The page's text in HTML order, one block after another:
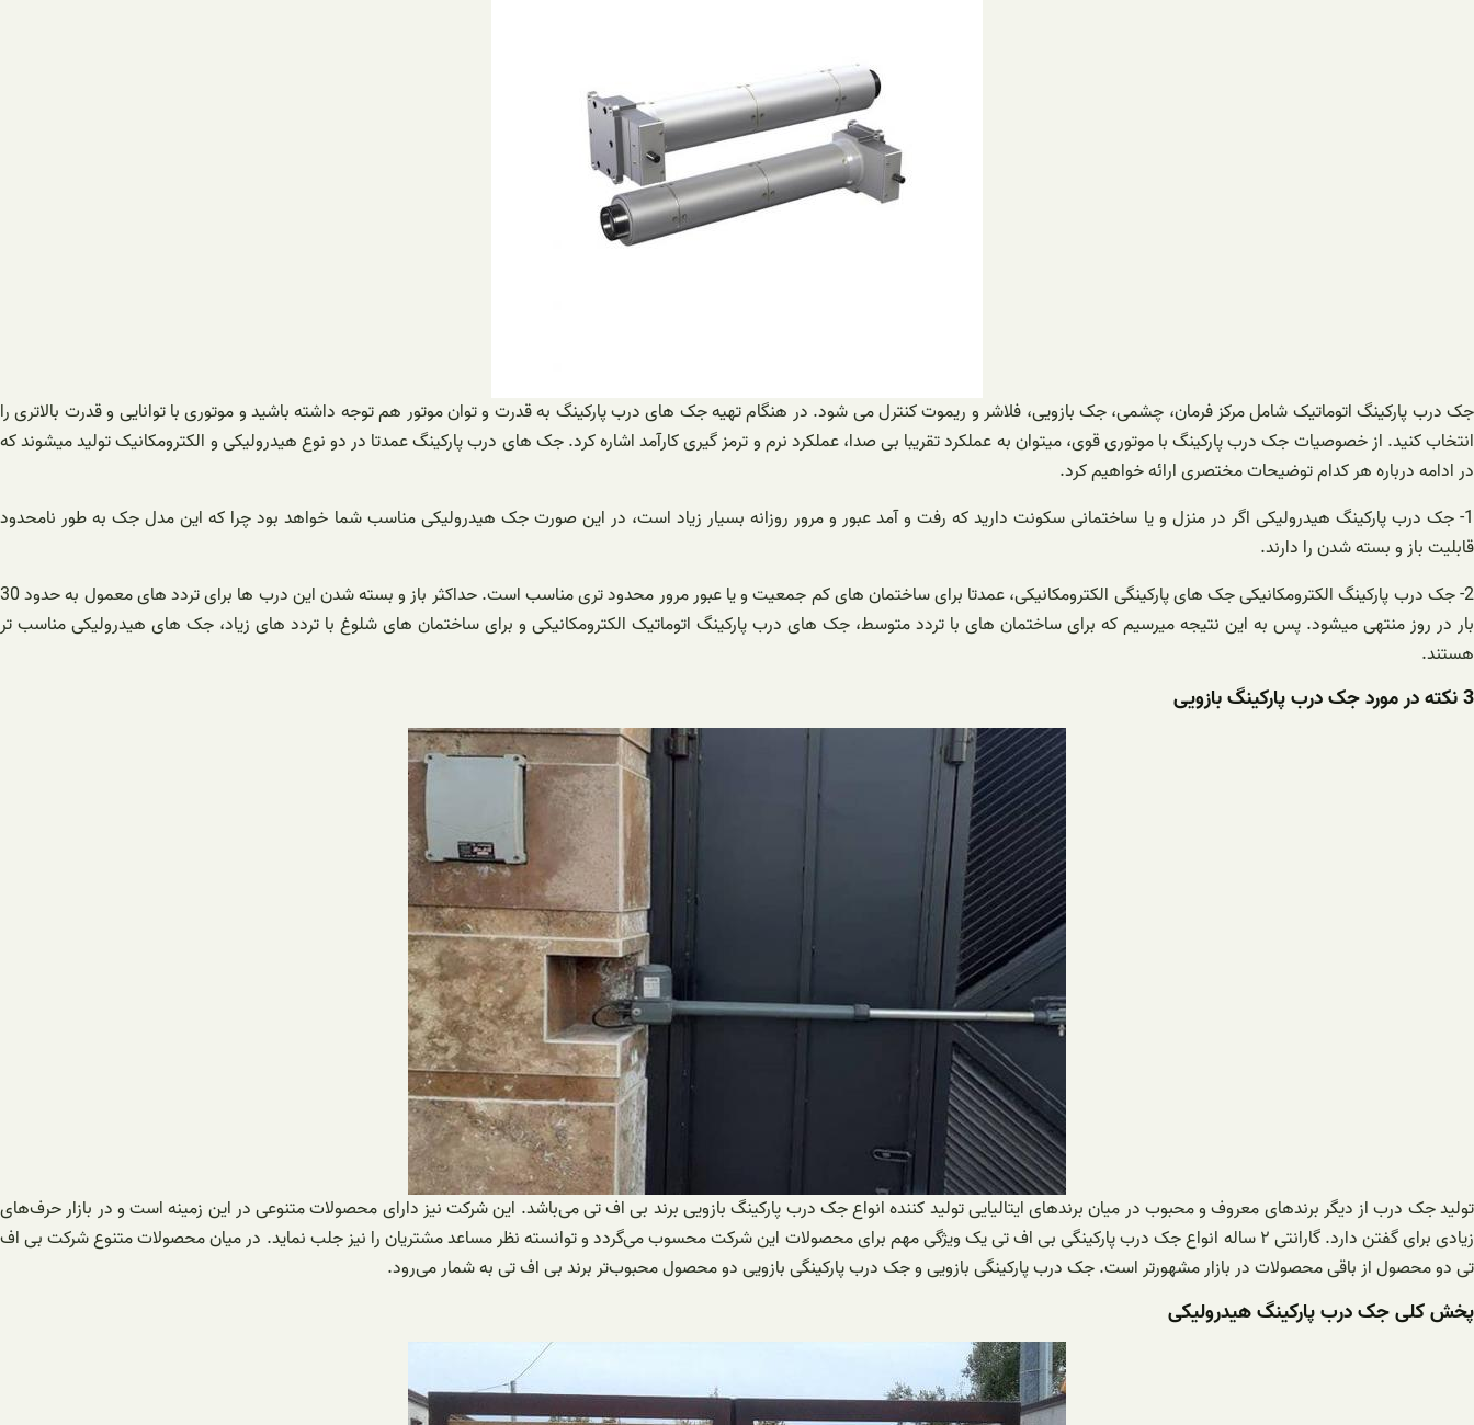
جک درب پارکینگ اتوماتیک شامل مرکز فرمان، چشمی، جک بازویی، فلاشر و ریموت کنترل می شود. در هنگام تهیه جک های درب پارکینگ به قدرت و توان موتور هم توجه داشته باشید و موتوری با توانایی و قدرت بالاتری را
انتخاب کنید. از خصوصیات جک درب پارکینگ با موتوری قوی، میتوان به عملکرد تقریبا بی صدا، عملکرد نرم و ترمز گیری کارآمد اشاره کرد. جک های درب پارکینگ عمدتا در دو نوع هیدرولیکی و الکترومکانیک تولید میشوند که
در ادامه درباره هر کدام توضیحات مختصری ارائه خواهیم کرد.
1- جک درب پارکینگ هیدرولیکی اگر در منزل و یا ساختمانی سکونت دارید که رفت و آمد عبور و مرور روزانه بسیار زیاد است، در این صورت جک هیدرولیکی مناسب شما خواهد بود چرا که این مدل جک به طور نامحدود
قابلیت باز و بسته شدن را دارند.
2- جک درب پارکینگ الکترومکانیکی جک های پارکینگی الکترومکانیکی، عمدتا برای ساختمان های کم جمعیت و یا عبور مرور محدود تری مناسب است. حداکثر باز و بسته شدن این درب ها برای تردد های معمول به حدود 30
بار در روز منتهی میشود. پس به این نتیجه میرسیم که برای ساختمان های با تردد متوسط، جک های درب پارکینگ اتوماتیک الکترومکانیکی و برای ساختمان های شلوغ با تردد های زیاد، جک های هیدرولیکی مناسب تر
هستند.
3 نکته در مورد جک درب پارکینگ بازویی
تولید جک درب از دیگر برندهای معروف و محبوب در میان برندهای ایتالیایی تولید کننده انواع جک درب پارکینگ بازویی برند بی اف تی می‌باشد. این شرکت نیز دارای محصولات متنوعی در این زمینه است و در بازار حرف‌های
زیادی برای گفتن دارد. گارانتی ۲ ساله انواع جک درب پارکینگی بی اف تی یک ویژگی مهم برای محصولات این شرکت محسوب می‌گردد و توانسته نظر مساعد مشتریان را نیز جلب نماید. در میان محصولات متنوع شرکت بی اف
تی دو محصول از باقی محصولات در بازار مشهورتر است. جک درب پارکینگی بازویی و جک درب پارکینگی بازویی دو محصول محبوب‌تر برند بی اف تی به شمار می‌رود.
پخش کلی جک درب پارکینگ هیدرولیکی